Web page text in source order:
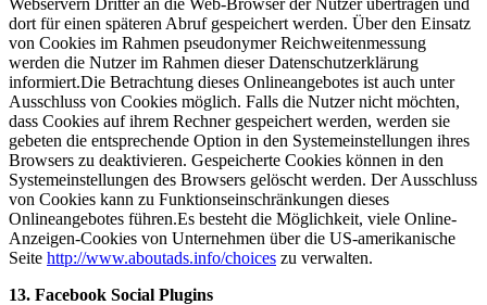
dort für einen späteren Abruf gespeichert werden. Über den Einsatz
von Cookies im Rahmen pseudonymer Reichweitenmessung
werden die Nutzer im Rahmen dieser Datenschutzerklärung
informiert.Die Betrachtung dieses Onlineangebotes ist auch unter
Ausschluss von Cookies möglich. Falls die Nutzer nicht möchten,
dass Cookies auf ihrem Rechner gespeichert werden, werden sie
gebeten die entsprechende Option in den Systemeinstellungen ihres
Browsers zu deaktivieren. Gespeicherte Cookies können in den
Systemeinstellungen des Browsers gelöscht werden. Der Ausschluss
von Cookies kann zu Funktionseinschränkungen dieses
Onlineangebotes führen.Es besteht die Möglichkeit, viele Online-
Anzeigen-Cookies von Unternehmen über die US-amerikanische
Seite http://www.aboutads.info/choices zu verwalten.
13. Facebook Social Plugins